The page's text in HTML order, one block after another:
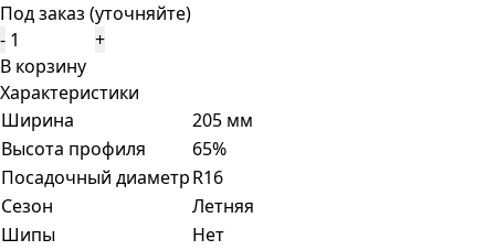
Под заказ (уточняйте)
-
+
В корзину
Характеристики
Ширина
205 мм
Высота профиля
65%
Посадочный диаметрR16
Сезон
Летняя
Шипы
Нет